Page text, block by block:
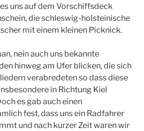
uns auf dem Vorschiffsdeck
die schleswig-holsteinische
mit einem kleinen Picknick.
nein auch uns bekannte
hinweg am Ufer blicken, die sich
verabredeten so dass diese
in Richtung Kiel
es gab auch einen
fest, dass uns ein Radfahrer
und nach kurzer Zeit waren wir